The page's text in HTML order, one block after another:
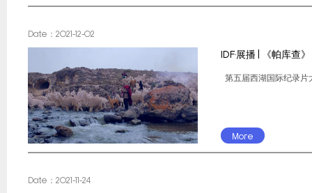
Date：2021-12-02
IDF·展播 | 《帕库查
第五届西湖国际纪录
More
Date：2021-11-24